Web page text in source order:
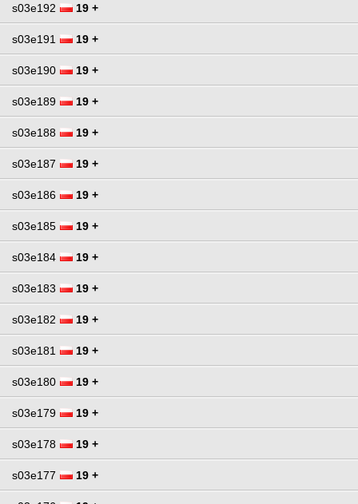
s03e192 19 +
s03e191 19 +
s03e190 19 +
s03e189 19 +
s03e188 19 +
s03e187 19 +
s03e186 19 +
s03e185 19 +
s03e184 19 +
s03e183 19 +
s03e182 19 +
s03e181 19 +
s03e180 19 +
s03e179 19 +
s03e178 19 +
s03e177 19 +